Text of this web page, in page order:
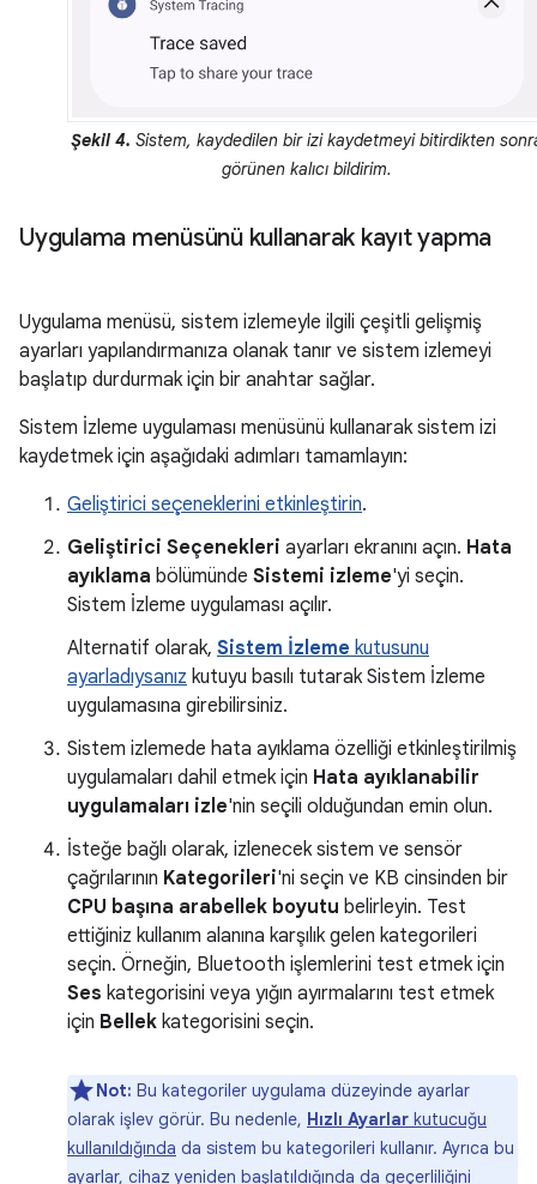
Şekil 4. Sistem, kaydedilen bir izi kaydetmeyi bitirdikten
görünen kalıcı bildirim.
Uygulama menüsünü kullanarak kayıt yapma
Uygulama menüsü, sistem izlemeyle ilgili çeşitli gelişmiş
ayarları yapılandırmanıza olanak tanır ve sistem izlemeyi
başlatıp durdurmak için bir anahtar sağlar.
Sistem İzleme uygulaması menüsünü kullanarak sistem izi
kaydetmek için aşağıdaki adımları tamamlayın:
Geliştirici seçeneklerini etkinleştirin.
Geliştirici Seçenekleri ayarları ekranını açın. Hata
ayıklama bölümünde Sistemi izleme'yi seçin.
Sistem İzleme uygulaması açılır.
Alternatif olarak, Sistem İzleme kutusunu
ayarladıysanız kutuyu basılı tutarak Sistem İzleme
uygulamasına girebilirsiniz.
Sistem izlemede hata ayıklama özelliği etkinleştirilmiş
uygulamaları dahil etmek için Hata ayıklanabilir
uygulamaları izle'nin seçili olduğundan emin olun.
İsteğe bağlı olarak, izlenecek sistem ve sensör
çağrılarının Kategorileri'ni seçin ve KB cinsinden bir
CPU başına arabellek boyutu belirleyin. Test
ettiğiniz kullanım alanına karşılık gelen kategorileri
seçin. Örneğin, Bluetooth işlemlerini test etmek için
Ses kategorisini veya yığın ayırmalarını test etmek
için Bellek kategorisini seçin.
Not: Bu kategoriler uygulama düzeyinde ayarlar
olarak işlev görür. Bu nedenle, Hızlı Ayarlar kutucuğu
kullanıldığında da sistem bu kategorileri kullanır. Ayrıca bu
ayarlar, cihaz yeniden başlatıldığında da geçerliliğini